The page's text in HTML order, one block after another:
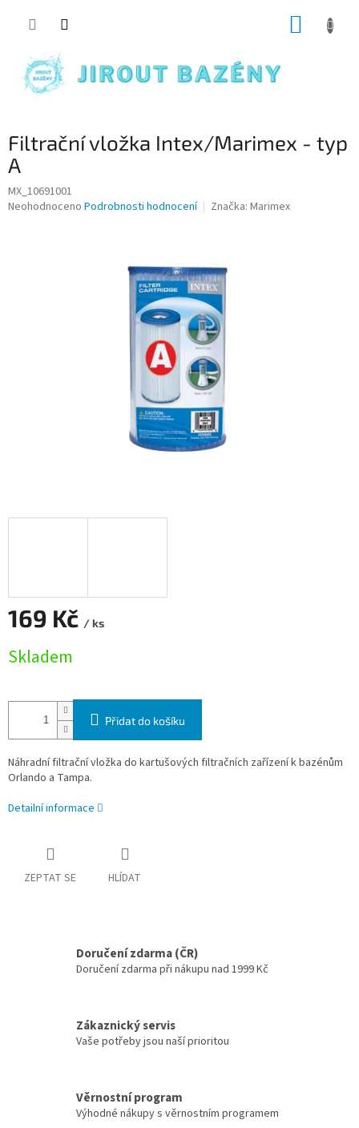
Filtrační vložka Intex/Marimex - typ
A
MX_10691001
Průměrné hodnocení produktu je 0,0 z 5 hvězdiček.
Neohodnoceno Podrobnosti hodnocení Značka: Marimex
169 Kč / ks
Skladem
Přidat do košíku
Náhradní filtrační vložka do kartušových filtračních zařízení kbazénům
Orlando a Tampa.
Detailní informace
ZEPTAT SE HLÍDAT
Doručení zdarma (ČR)
Doručení zdarma při nákupu nad 1999 Kč
Zákaznický servis
Vaše potřeby jsou naší prioritou
Věrnostní program
Výhodné nákupy s věrnostním programem